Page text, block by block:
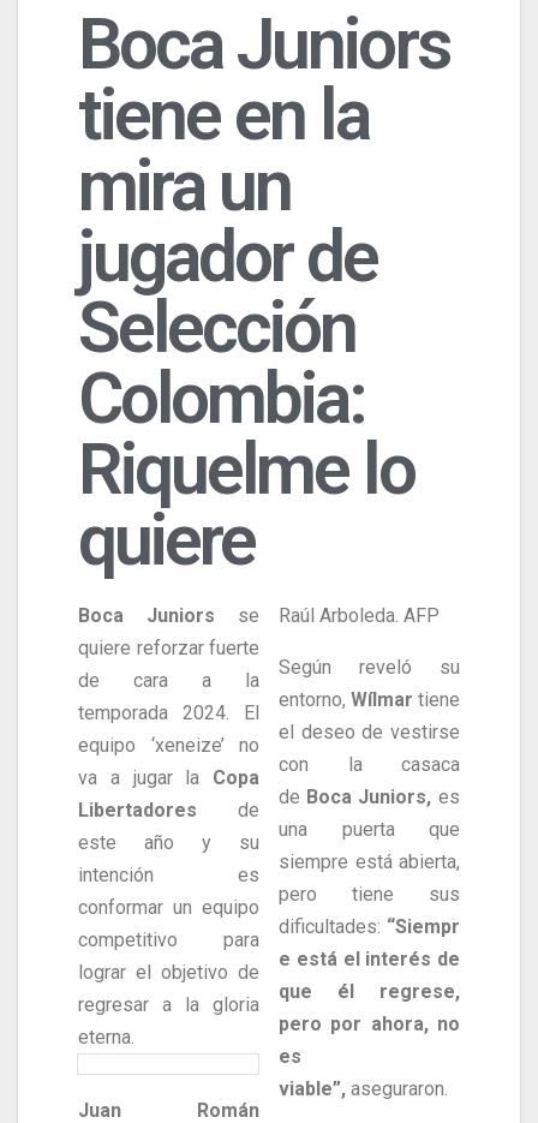
Boca Juniors
tiene en la
mira un
jugador de
Selección
Colombia:
Riquelme lo
quiere
Boca Juniors se
quiere reforzar fuerte
de cara a la
temporada 2024. El
equipo ‘xeneize’ no
va a jugar la Copa
Libertadores de
este año y su
intención es
conformar un equipo
competitivo para
lograr el objetivo de
regresar a la gloria
eterna.
Juan Román
Raúl Arboleda. AFP
Según reveló su
entorno, Wílmar tiene
el deseo de vestirse
con la casaca
de Boca Juniors, es
una puerta que
siempre está abierta,
pero tiene sus
dificultades: “Siempr
e está el interés de
que él regrese,
pero por ahora, no
es
viable”, aseguraron.